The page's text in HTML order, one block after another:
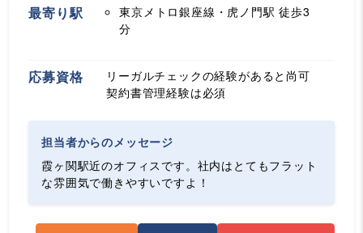
最寄り駅 東京メトロ銀座線・虎ノ門駅 徒歩3
分
応募資格
リーガルチェックの経験があると尚可
契約書管理経験は必須
担当者からのメッセージ
霞ヶ関駅近のオフィスです。社内はとてもフラット
な雰囲気で働きやすいですよ！